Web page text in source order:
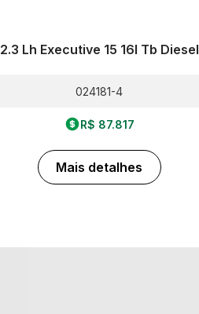
2.3 Lh Executive 15 16l Tb Diesel
024181-4
R$ 87.817
Mais detalhes